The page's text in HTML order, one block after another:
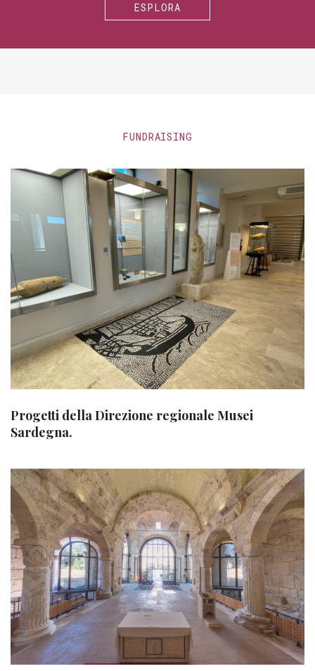
ESPLORA
FUNDRAISING
Progetti della Direzione regionale Musei
Sardegna.